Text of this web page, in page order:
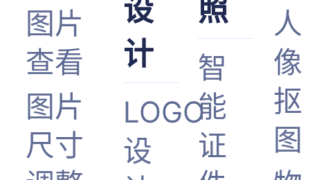
图片
查看
图片
尺寸
设
计
LOGO
设
照
智
能
证
人
像
抠
图